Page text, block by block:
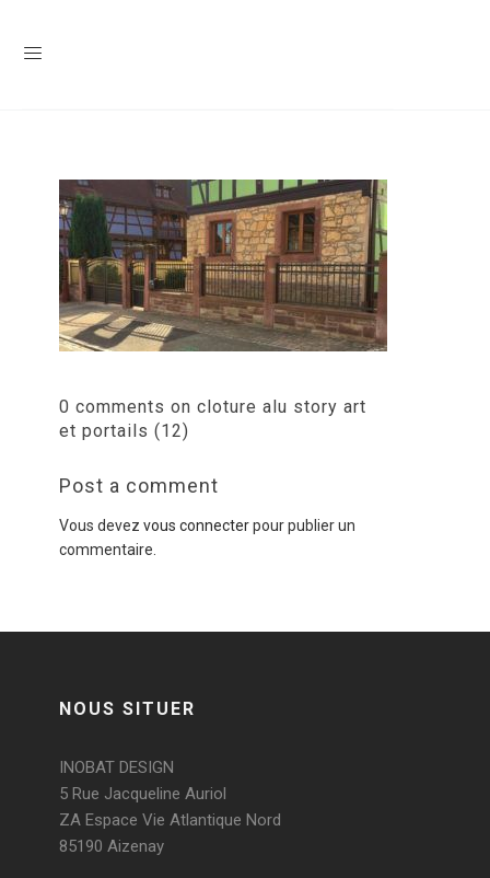
0 comments on cloture alu story art
et portails (12)
Post a comment
Vous devez vous connecterpour publier un
commentaire.
NOUS SITUER
INOBAT DESIGN
5 Rue Jacqueline Auriol
ZA Espace Vie Atlantique Nord
85190 Aizenay